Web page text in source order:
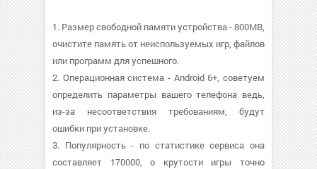
1. Размер свободной памяти устройства - 800MB,
очистите память от неиспользуемых игр, файлов
или программ для успешного.
2. Операционная система - Android 6+, советуем
определить параметры вашего телефона ведь,
из-за несоответствия требованиям, будут
ошибки при установке.
3. Популярность - по статистике сервиса она
составляет 170000, о крутости игры точно